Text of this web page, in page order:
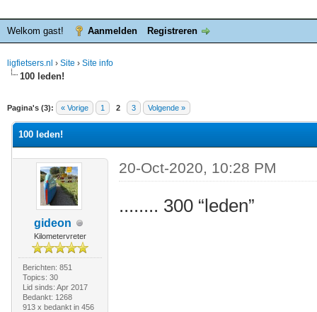
Welkom gast! Aanmelden Registreren
ligfietsers.nl › Site › Site info
100 leden!
Pagina's (3): « Vorige 1 2 3 Volgende »
waardering is 0
100 leden!
gideon
Kilometervreter
Berichten: 851
Topics: 30
Lid sinds: Apr 2017
Bedankt: 1268
913 x bedankt in 456
20-Oct-2020, 10:28 PM
........ 300 “leden”